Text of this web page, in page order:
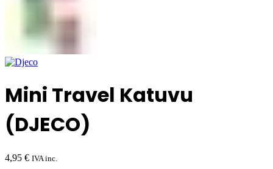
Mini Travel Katuvu
(DJECO)
4,95 € IVA inc.